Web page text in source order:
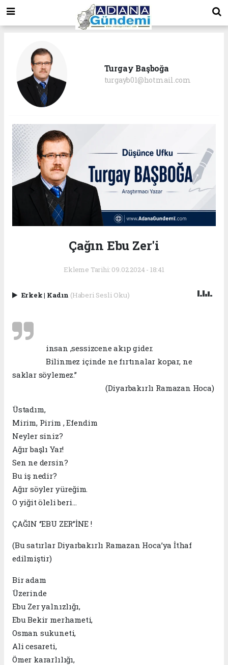
Turgay Başboğa
turgayb01@hotmail.com
Çağın Ebu Zer'i
Ekleme Tarihi: 09.02.2024 - 18:41
Erkek| Kadın (Haberi Sesli Oku)
insan ,sessizcene akıp gider.
Bilinmez içinde ne fırtınalar kopar, ne
saklar söylemez.’’
(Diyarbakırlı Ramazan Hoca)
Üstadım,
Mirim, Pirim , Efendim
Neyler siniz?
Ağır başlı Yar!
Sen ne dersin?
Bu iş nedir?
Ağır söyler yüreğim.
O yiğit öleli beri…
ÇAĞIN ‘’EBU ZER’’İNE !
(Bu satırlar Diyarbakırlı Ramazan Hoca’ya İthaf
edilmiştir)
Bir adam
Üzerinde
Ebu Zer yalnızlığı,
Ebu Bekir merhameti,
Osman sukuneti,
Ali cesareti,
Ömer kararlılığı,